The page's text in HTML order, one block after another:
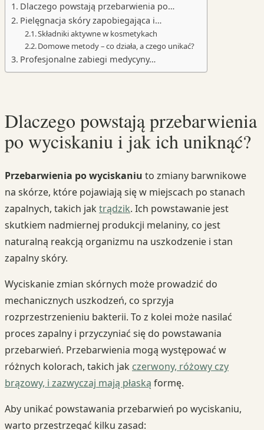
Dlaczego powstają przebarwienia po…
Pielęgnacja skóry zapobiegająca i…
Składniki aktywne w kosmetykach
Domowe metody – co działa, a czego unikać?
Profesjonalne zabiegi medycyny…
Dlaczego powstają przebarwienia
po wyciskaniu i jak ich uniknąć?
Przebarwienia po wyciskaniu to zmiany barwnikowe
na skórze, które pojawiają się w miejscach po stanach
zapalnych, takich jak trądzik. Ich powstawanie jest
skutkiem nadmiernej produkcji melaniny, co jest
naturalną reakcją organizmu na uszkodzenie i stan
zapalny skóry.
Wyciskanie zmian skórnych może prowadzić do
mechanicznych uszkodzeń, co sprzyja
rozprzestrzenieniu bakterii. To z kolei może nasilać
proces zapalny i przyczyniać się do powstawania
przebarwień. Przebarwienia mogą występować w
różnych kolorach, takich jak czerwony, różowy czy
brązowy, i zazwyczaj mają płaską formę.
Aby unikać powstawania przebarwień po wyciskaniu,
warto przestrzegać kilku zasad: